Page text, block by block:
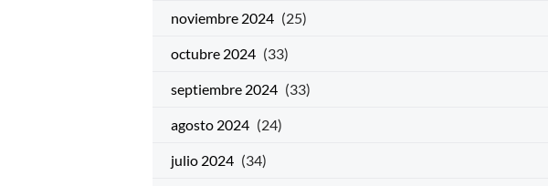
noviembre 2024 (25)
octubre 2024 (33)
septiembre 2024 (33)
agosto 2024 (24)
julio 2024 (34)